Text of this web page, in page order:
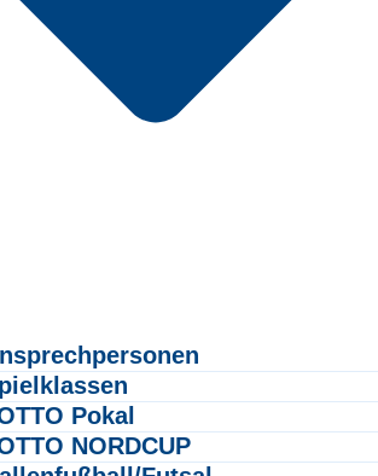
Pokal
NORDCUP